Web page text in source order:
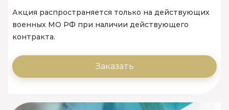
Акция распространяется только на действующих
военных МО РФ при наличии действующего
контракта.
Заказать